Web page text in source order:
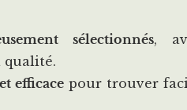
sélectionnés,
qualité.
efficacepour trouver